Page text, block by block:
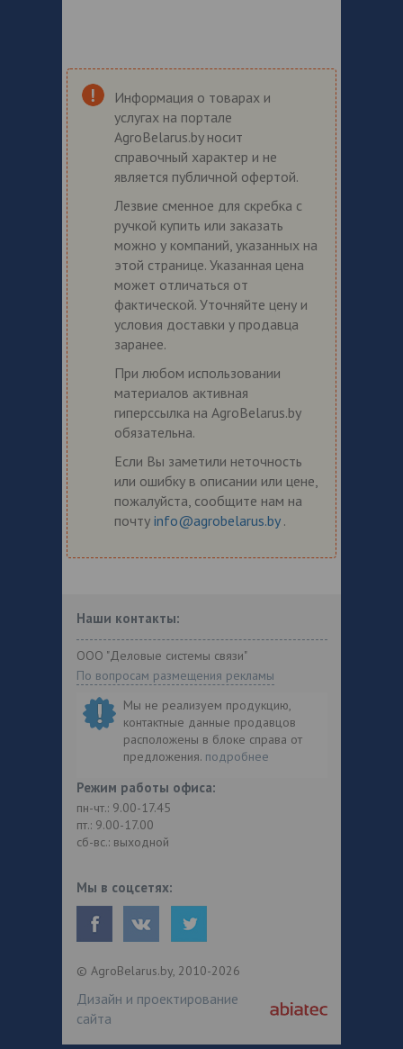
Информация о товарах и
услугах на портале
AgroBelarus.by носит
справочный характер и не
является публичной офертой.
Лезвие сменное для скребка с
ручкой купить или заказать
можно у компаний, указанных на
этой странице. Указанная цена
может отличаться от
фактической. Уточняйте цену и
условия доставки у продавца
заранее.
При любом использовании
материалов активная
гиперссылка на AgroBelarus.by
обязательна.
Если Вы заметили неточность
или ошибку в описании или цене,
пожалуйста, сообщите нам на
почту info@agrobelarus.by .
Наши контакты:
ООО "Деловые системы связи"
По вопросам размещения рекламы
Мы не реализуем продукцию,
контактные данные продавцов
расположены в блоке справа от
предложения. подробнее
Режим работы офиса:
пн-чт.: 9.00-17.45
пт.: 9.00-17.00
сб-вс.: выходной
Мы в соцсетях:
© AgroBelarus.by, 2010-2026
Дизайн и проектирование
сайта